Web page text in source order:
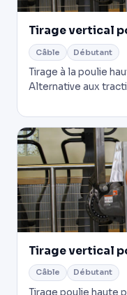
Tirage vertical
Câble Débutant
Tirage à la poulie
Alternative aux
Tirage vertical
Câble Débutant